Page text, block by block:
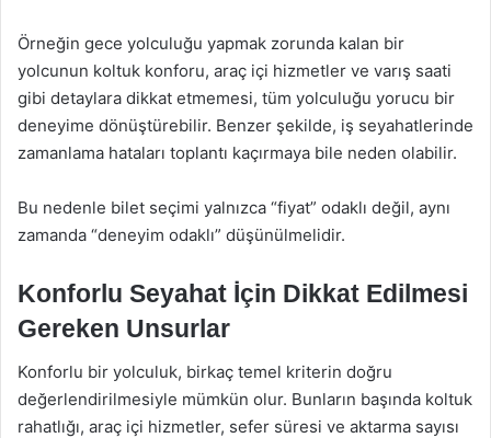
Örneğin gece yolculuğu yapmak zorunda kalan bir
yolcunun koltuk konforu, araç içi hizmetler ve varış saati
gibi detaylara dikkat etmemesi, tüm yolculuğu yorucu bir
deneyime dönüştürebilir. Benzer şekilde, iş seyahatlerinde
zamanlama hataları toplantı kaçırmaya bile neden olabilir.
Bu nedenle bilet seçimi yalnızca “fiyat” odaklı değil, aynı
zamanda “deneyim odaklı” düşünülmelidir.
Konforlu Seyahat İçin Dikkat Edilmesi
Gereken Unsurlar
Konforlu bir yolculuk, birkaç temel kriterin doğru
değerlendirilmesiyle mümkün olur. Bunların başında koltuk
rahatlığı, araç içi hizmetler, sefer süresi ve aktarma sayısı